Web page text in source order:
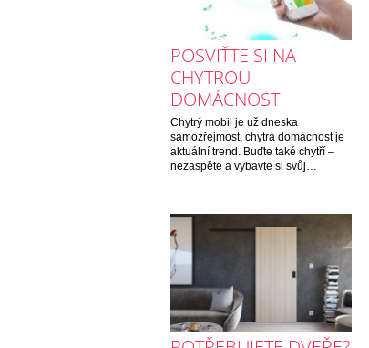
POSVIŤTE SI NA
CHYTROU
DOMÁCNOST
Chytrý mobil je už dneska
samozřejmost, chytrá domácnost je
aktuální trend. Buďte také chytří –
nezaspěte a vybavte si svůj…